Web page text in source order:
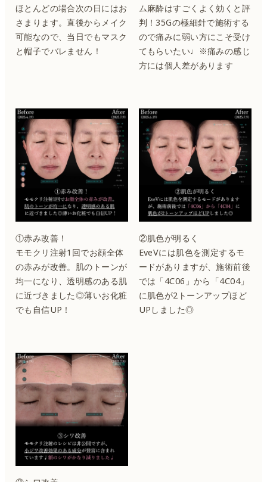
ほとんどの場合次の日にはお
さまります。直後からメイク
可能なので、当日でもマスク
と帽子でバレません！
ム麻酔はすごくよく効くと評
判！35Gの極細針で施術する
ので痛みに弱い方にこそ受け
てもらいたい♩※痛みの感じ
方には個人差があります
①赤み改善！
モモクリ注射1回でお顔全体
の赤みが改善。肌のトーンが
均一になり、透明感のある肌
に近づきました◎薄いお化粧
でも自信UP！
②肌色が明るく
EveVには肌色を測定するモ
ードがありますが、施術前後
では「4C06」から「4C04」
に肌色が2トーンアップほど
UPしました◎